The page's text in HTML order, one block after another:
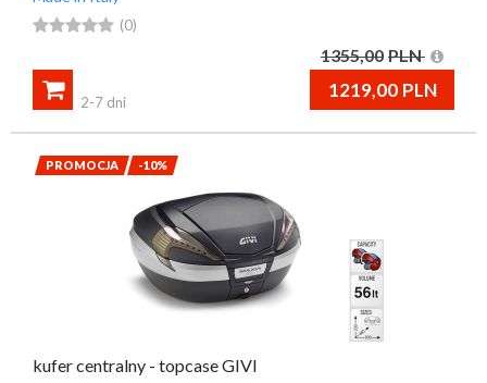
 (0)
1355,00 PLN
1219,00 PLN

2-7 dni
PROMOCJA -10%
kufer centralny - topcase GIVI